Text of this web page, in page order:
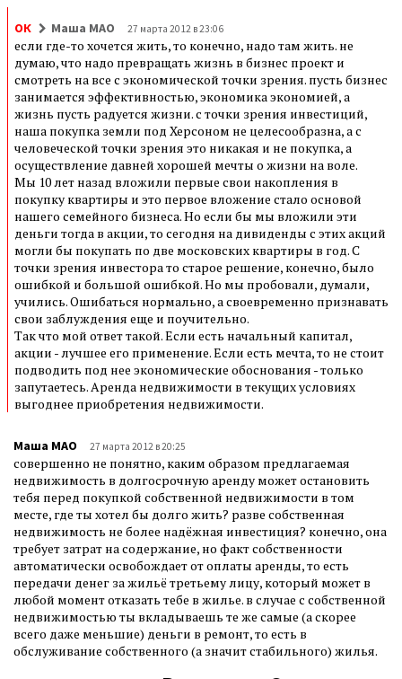
ОК Маша МАО 27 марта 2012 в 23:06
если где-то хочется жить, то конечно, надо там жить. не
думаю, что надо превращать жизнь в бизнес проект и
смотреть на все с экономической точки зрения. пусть бизнес
занимается эффективностью, экономика экономией, а
жизнь пусть радуется жизни. с точки зрения инвестиций,
наша покупка земли под Херсоном не целесообразна, а с
человеческой точки зрения это никакая и не покупка, а
осуществление давней хорошей мечты о жизни на воле.
Мы 10 лет назад вложили первые свои накопления в
покупку квартиры и это первое вложение стало основой
нашего семейного бизнеса. Но если бы мы вложили эти
деньги тогда в акции, то сегодня на дивиденды с этих акций
могли бы покупать по две московских квартиры в год. С
точки зрения инвестора то старое решение, конечно, было
ошибкой и большой ошибкой. Но мы пробовали, думали,
учились. Ошибаться нормально, а своевременно признавать
свои заблуждения еще и поучительно.
Так что мой ответ такой. Если есть начальный капитал,
акции - лучшее его применение. Если есть мечта, то не стоит
подводить под нее экономические обоснования - только
запутаетесь. Аренда недвижимости в текущих условиях
выгоднее приобретения недвижимости.
Маша МАО 27 марта 2012 в 20:25
совершенно не понятно, каким образом предлагаемая
недвижимость в долгосрочную аренду может остановить
тебя перед покупкой собственной недвижимости в том
месте, где ты хотел бы долго жить? разве собственная
недвижимость не более надёжная инвестиция? конечно, она
требует затрат на содержание, но факт собственности
автоматически освобождает от оплаты аренды, то есть
передачи денег за жильё третьему лицу, который может в
любой момент отказать тебе в жилье. в случае с собственной
недвижимостью ты вкладываешь те же самые (а скорее
всего даже меньшие) деньги в ремонт, то есть в
обслуживание собственного (а значит стабильного) жилья.